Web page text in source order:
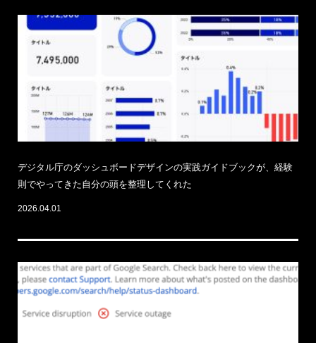
デジタル庁のダッシュボードデザインの実践ガイドブックが、経験
則でやってきた自分の頭を整理してくれた
2026.04.01